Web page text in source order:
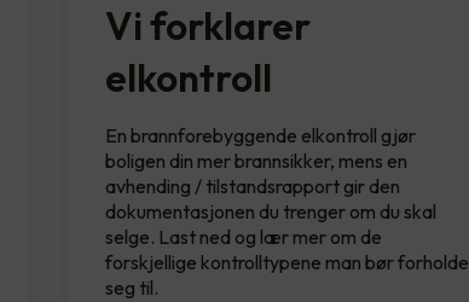
Vi forklarer
elkontroll
En brannforebyggende elkontroll gjør
boligen din mer brannsikker, mens en
avhending / tilstandsrapport gir den
dokumentasjonen du trenger om du skal
selge. Last ned og lær mer om de
forskjellige kontrolltypene man bør forholde
seg til.